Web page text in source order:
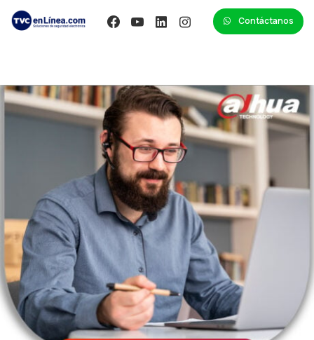
Contáctanos